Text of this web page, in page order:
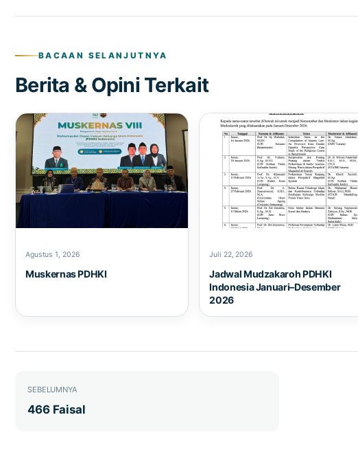
BACAAN SELANJUTNYA
Berita & Opini Terkait
Agustus 1, 2026
Muskernas PDHKI
Juli 22, 2026
Jadwal Mudzakaroh PDHKI
Indonesia Januari–Desember
2026
Navigasi pos
SEBELUMNYA
466 Faisal